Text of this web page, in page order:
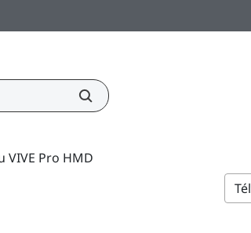
VIVE Pro HMD